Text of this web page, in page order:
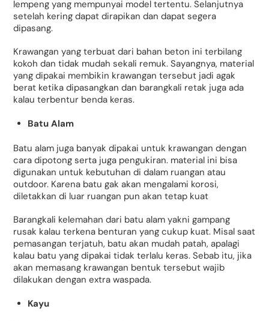
lempeng yang mempunyai model tertentu. Selanjutnya
setelah kering dapat dirapikan dan dapat segera
dipasang.
Krawangan yang terbuat dari bahan beton ini terbilang
kokoh dan tidak mudah sekali remuk. Sayangnya, material
yang dipakai membikin krawangan tersebut jadi agak
berat ketika dipasangkan dan barangkali retak juga ada
kalau terbentur benda keras.
Batu Alam
Batu alam juga banyak dipakai untuk krawangan dengan
cara dipotong serta juga pengukiran. material ini bisa
digunakan untuk kebutuhan di dalam ruangan atau
outdoor. Karena batu gak akan mengalami korosi,
diletakkan di luar ruangan pun akan tetap kuat
Barangkali kelemahan dari batu alam yakni gampang
rusak kalau terkena benturan yang cukup kuat. Misal saat
pemasangan terjatuh, batu akan mudah patah, apalagi
kalau batu yang dipakai tidak terlalu keras. Sebab itu, jika
akan memasang krawangan bentuk tersebut wajib
dilakukan dengan extra waspada.
Kayu